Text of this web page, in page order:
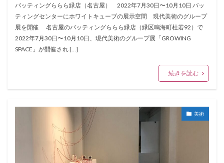
バッティングららら緑店（名古屋） 2022年7月30日〜10月10日 バッ
ティングセンターにホワイトキューブの展示空間 現代美術のグループ
展を開催 名古屋のバッティングららら緑店（緑区鳴海町杜若92）で
2022年7月30日〜10月10日、現代美術のグループ展「GROWING
SPACE」が開催され […]
続きを読む
美術